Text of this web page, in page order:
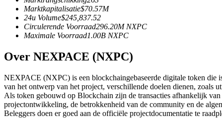
Futures met USDC als onderpand
Marktkapitalisatie$70.57M
24u Volume$245,837.52
Circulerende Voorraad296.20M NXPC
Maximale Voorraad1.00B NXPC
Over NEXPACE (NXPC)
NEXPACE (NXPC) is een blockchaingebaseerde digitale token die
van het ontwerp van het project, verschillende doelen dienen, zoals
Als token gebouwd op Blockchain zijn de transacties afhankelijk
projectontwikkeling, de betrokkenheid van de community en de
Beleggers doen er goed aan de officiële projectdocumentatie te